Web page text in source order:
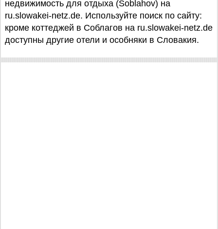
недвижимость для отдыха (Soblahov) на
ru.slowakei-netz.de. Используйте поиск по сайту:
кроме коттеджей в Соблагов на ru.slowakei-netz.de
доступны другие отели и особняки в Словакия.